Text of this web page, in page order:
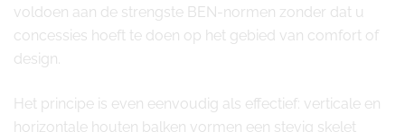
voldoen aan de strengste BEN-normen zonder dat u
concessies hoeft te doen op het gebied van comfort of
design.
Het principe is even eenvoudig als effectief: verticale en
horizontale houten balken vormen een stevig skelet